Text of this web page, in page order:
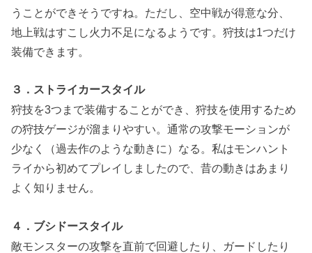
うことができそうですね。ただし、空中戦が得意な分、
地上戦はすこし火力不足になるようです。狩技は1つだけ
装備できます。
３．ストライカースタイル
狩技を3つまで装備することができ、狩技を使用するため
の狩技ゲージが溜まりやすい。通常の攻撃モーションが
少なく（過去作のような動きに）なる。私はモンハント
ライから初めてプレイしましたので、昔の動きはあまり
よく知りません。
４．ブシドースタイル
敵モンスターの攻撃を直前で回避したり、ガードしたり